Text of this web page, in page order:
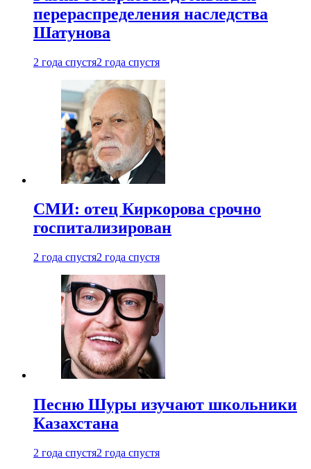
перераспределения наследства
Шатунова
2 года спустя2 года спустя
СМИ: отец Киркорова срочно
госпитализирован
2 года спустя2 года спустя
Песню Шуры изучают школьники
Казахстана
2 года спустя2 года спустя